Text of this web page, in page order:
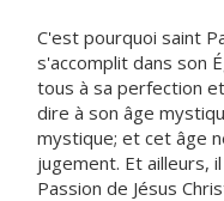
C'est pourquoi saint
s'accomplit dans son
tous à sa perfection
dire à son âge
mystique; et cet âge
jugement. Et ailleurs,
Passion de Jésus